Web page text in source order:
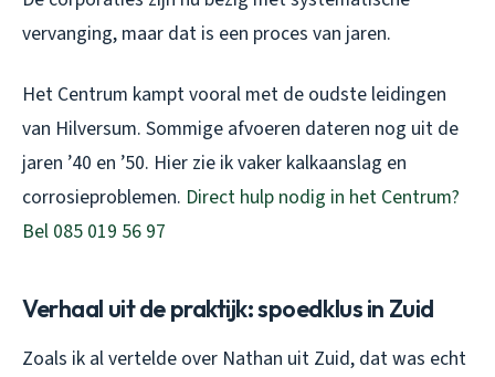
vervanging, maar dat is een proces van jaren.
Het Centrum kampt vooral met de oudste leidingen
van Hilversum. Sommige afvoeren dateren nog uit de
jaren ’40 en ’50. Hier zie ik vaker kalkaanslag en
corrosieproblemen. Direct hulp nodig in het Centrum?
Bel 085 019 56 97
Verhaal uit de praktijk: spoedklus in Zuid
Zoals ik al vertelde over Nathan uit Zuid, dat was echt